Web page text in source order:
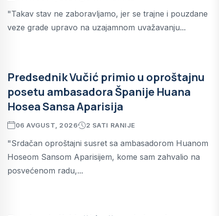
"Takav stav ne zaboravljamo, jer se trajne i pouzdane
veze grade upravo na uzajamnom uvažavanju...
Predsednik Vučić primio u oproštajnu
posetu ambasadora Španije Huana
Hosea Sansa Aparisija
06 AVGUST, 2026 2 SATI RANIJE
"Srdačan oproštajni susret sa ambasadorom Huanom
Hoseom Sansom Aparisijem, kome sam zahvalio na
posvećenom radu,...